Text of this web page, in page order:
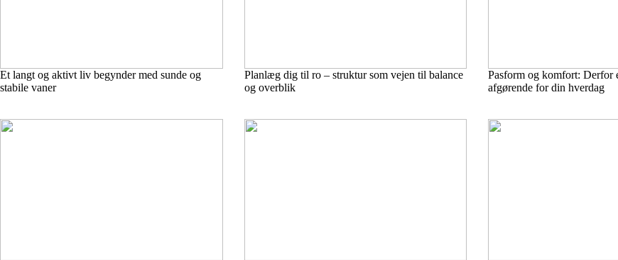
Et langt og aktivt liv begynder med sunde og
stabile vaner
Planlæg dig til ro – struktur som vejen til balance
og overblik
Pasform og komfort: Derfor
afgørende for din hverdag